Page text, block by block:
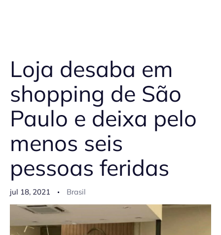
Loja desaba em
shopping de São
Paulo e deixa pelo
menos seis
pessoas feridas
jul 18, 2021 Brasil